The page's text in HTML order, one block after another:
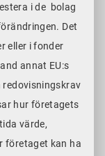
i de bolag
Det
eller i fonder
annat EU:s
hur företagets
värde,
företaget kan ha